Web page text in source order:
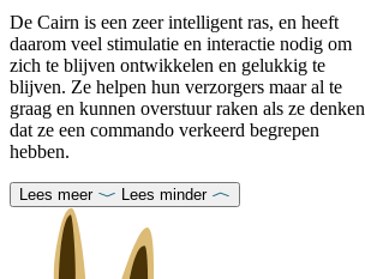
De Cairn is een zeer intelligent ras, en heeft
daarom veel stimulatie en interactie nodig om
zich te blijven ontwikkelen en gelukkig te
blijven. Ze helpen hun verzorgers maar al te
graag en kunnen overstuur raken als ze denken
dat ze een commando verkeerd begrepen
hebben.
Lees meer Lees minder